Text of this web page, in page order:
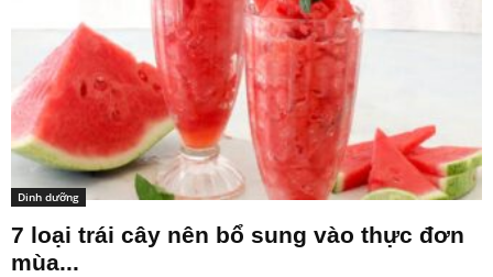
Dinh dưỡng
7 loại trái cây nên bổ sung vào thực đơn
mùa...